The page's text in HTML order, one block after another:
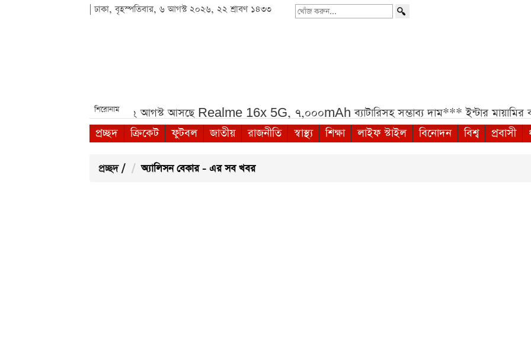
| ঢাকা, বৃহস্পতিবার, ৬ আগস্ট ২০২৬, ২২ শ্রাবণ ১৪৩৩
খোঁজ
শিরোনাম
হামজা চৌধুরী!*** ১২ আগস্ট আসছে Realme 16x 5G, ৭,০০০mAh ব্যাটারিসহ সম্ভাব্য দাম*** ইন্টার মায়ামির
প্রচ্ছদ
ক্রিকেট ফুটবল জাতীয় রাজনীতি স্বাস্থ্য শিক্ষা লাইফ স্টাইল বিনোদন বিশ্ব প্রবাসী
প্রচ্ছদ / অ্যালিসন বেকার - এর সব খবর